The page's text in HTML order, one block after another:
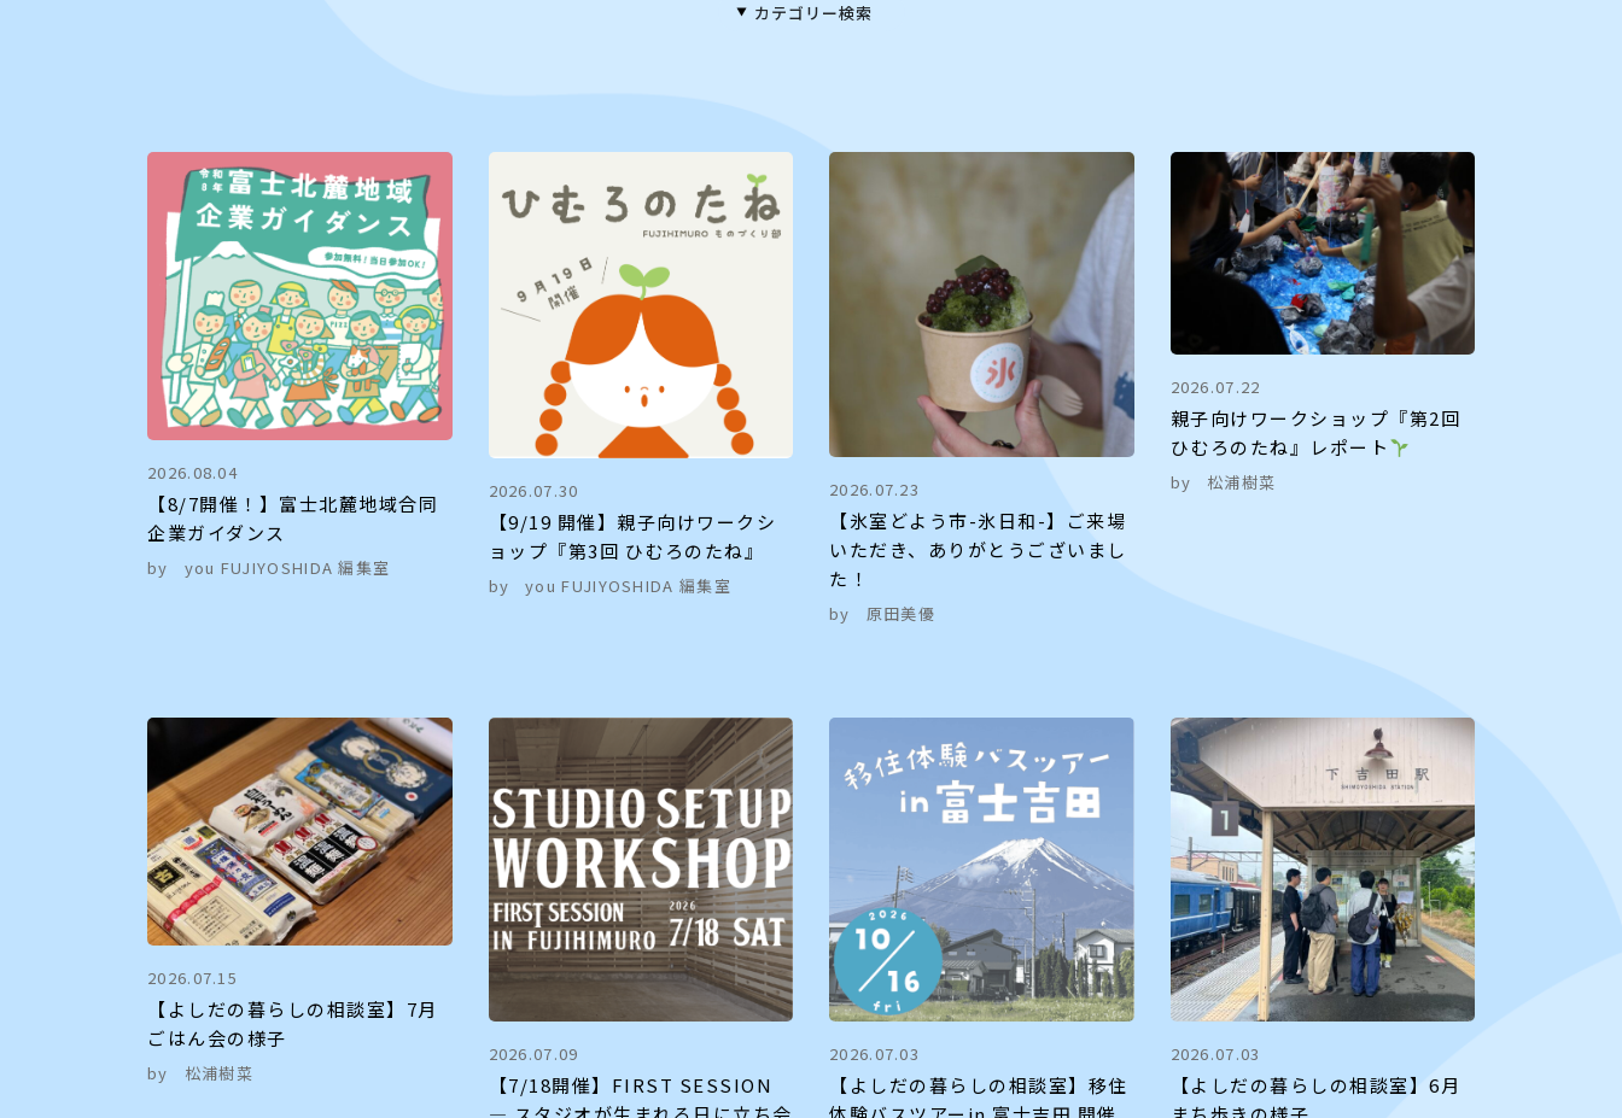
カテゴリー検索
2026.08.04
【8/7開催！】富士北麓地域合同
企業ガイダンス
by you FUJIYOSHIDA 編集室
2026.07.30
【9/19 開催】親子向けワークシ
ョップ『第3回 ひむろのたね』
by you FUJIYOSHIDA 編集室
2026.07.23
【氷室どよう市-氷日和-】ご来場
いただき、ありがとうございまし
た！
by 原田美優
2026.07.22
親子向けワークショップ『第2回
ひむろのたね』レポート
by 松浦樹菜
2026.07.15
【よしだの暮らしの相談室】7月
ごはん会の様子
by 松浦樹菜
2026.07.09
【7/18開催】FIRST SESSION
2026.07.03
【よしだの暮らしの相談室】移住
2026.07.03
【よしだの暮らしの相談室】6月